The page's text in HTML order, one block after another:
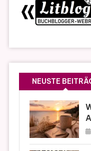
NEUSTE